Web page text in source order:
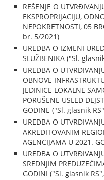
REŠENJE O
EKSPROPRIJACIJU,
NEPOKRETNOSTI, 05
br. 5/2021)
UREDBA O IZMENI
SLUŽBENIKA ("Sl.
UREDBA O
OBNOVE
JEDINICE LOKALNE
PORUŠENE USLED
GODINE ("Sl. glasnik
UREDBA O
AKREDITOVANIM
AGENCIJAMA U 2021.
UREDBA O
SREDNJIM
GODINI ("Sl. glasnik